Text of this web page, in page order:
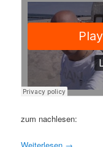
zum nachlesen:
Weiterlesen →